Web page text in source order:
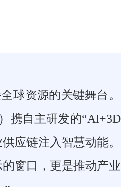
球资源的关键舞台。
携自主研发的“AI+3D
应链注入智慧动能。
窗口，更是推动产业